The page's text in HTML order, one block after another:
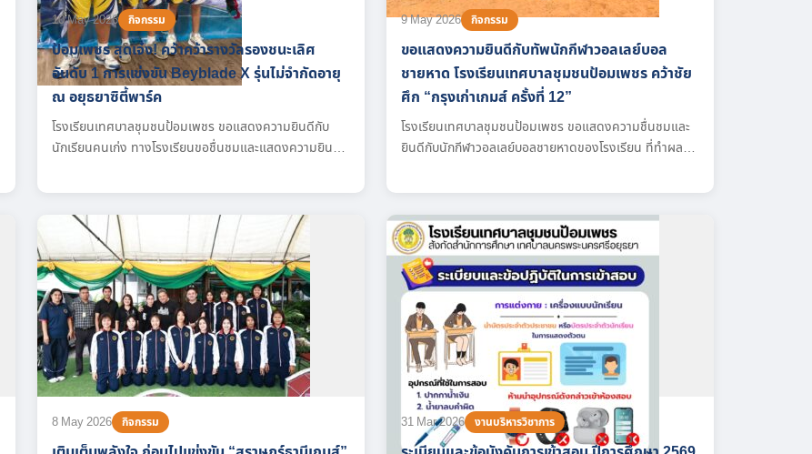
10 May 2026 กิจกรรม
ป้อมเพชร สุดเจ๋ง! คว้าคว้ารางวัลรองชนะเลิศ
อันดับ 1 การแข่งขัน Beyblade X รุ่นไม่จำกัดอายุ
ณ อยุธยาซิตี้พาร์ค
โรงเรียนเทศบาลชุมชนป้อมเพชร ขอแสดงความยินดีกับ
นักเรียนคนเก่ง ทางโรงเรียนขอชื่นชมและแสดงความยินดี
ชิงชนะเลิศและคว้า “รางวัลรองชนะเลิศอันดับ 1” มาครองได้
อย่างยอดเยี่ยม รายชื่อนักเรียนคนเก่งของเรา จากซ้ายไป
ขวา ได้แก่: 1.ด.ช.ศุภณัฐ ฤทธิรงค์ นักเรียนชั้นมัธยมศึกษา
ปีที่ 3/3 2.ด.ช.ปิยพันธ์ จุลมัจฉา นักเรียนชั้นมัธยมศึกษาปีที่
3/3...
9 May 2026 กิจกรรม
ขอแสดงความยินดีกับทัพนักกีฬาวอลเลย์บอล
ชายหาด โรงเรียนเทศบาลชุมชนป้อมเพชร คว้าชัย
ศึก “กรุงเก่าเกมส์ ครั้งที่ 12”
โรงเรียนเทศบาลชุมชนป้อมเพชร ขอแสดงความชื่นชมและ
ยินดีกับนักกีฬาวอลเลย์บอลชายหาดของโรงเรียน ที่ทำผล
12” โดยสามารถกวาดรางวัลมาได้ดังนี้ จากความสำเร็จใน
ครั้งนี้ ส่งผลให้นักกีฬาของเราได้เป็นตัวแทนเข้าร่วมการ
แข่งขัน “กีฬาเยาวชนแห่งชาติ รอบคัดเลือก ครั้งที่ 13” ต่อ
ไป ขอเชิญชวนคณะครู นักเรียน และผู้ปกครอง ร่วมส่งกำลัง
ใจเชียร์ทัพนักกีฬาของพวกเราให้คว้าชัยในระดับประเทศต่อ
ไป!
8 May 2026 กิจกรรม 31 Mar 2026 งานบริหารวิชาการ